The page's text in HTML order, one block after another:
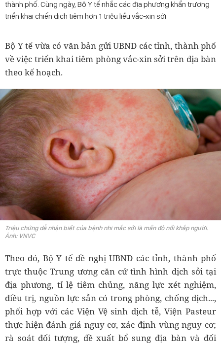
thành phố. Cùng ngày, Bộ Y tế nhắc các địa phương khẩn trương
triển khai chiến dịch tiêm hơn 1 triệu liều vắc-xin sởi
Bộ Y tế vừa có văn bản gửi UBND các tỉnh, thành phố
về việc triển khai tiêm phòng vắc-xin sởi trên địa bàn
theo kế hoạch.
Triệu chứng dễ nhận biết của bệnh nhi mắc sởi là mẩn đỏ nổi khắp người.
Ảnh: VNVC
Theo đó, Bộ Y tế đề nghị UBND các tỉnh, thành phố
trực thuộc Trung ương căn cứ tình hình dịch sởi tại
địa phương, tỉ lệ tiêm chủng, năng lực xét nghiệm,
điều trị, nguồn lực sẵn có trong phòng, chống dịch...,
phối hợp với các Viện Vệ sinh dịch tễ, Viện Pasteur
thực hiện đánh giá nguy cơ, xác định vùng nguy cơ;
rà soát đối tượng, đề xuất bổ sung địa bàn và đối